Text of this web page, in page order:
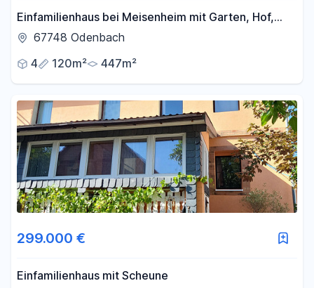
Einfamilienhaus bei Meisenheim mit Garten, Hof,
Terrasse, Balkon
67748 Odenbach
4
120m² 447m²
299.000 €
Einfamilienhaus mit Scheune